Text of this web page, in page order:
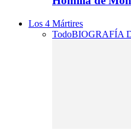
Los 4 Mártires
TodoBIOGRAFÍA